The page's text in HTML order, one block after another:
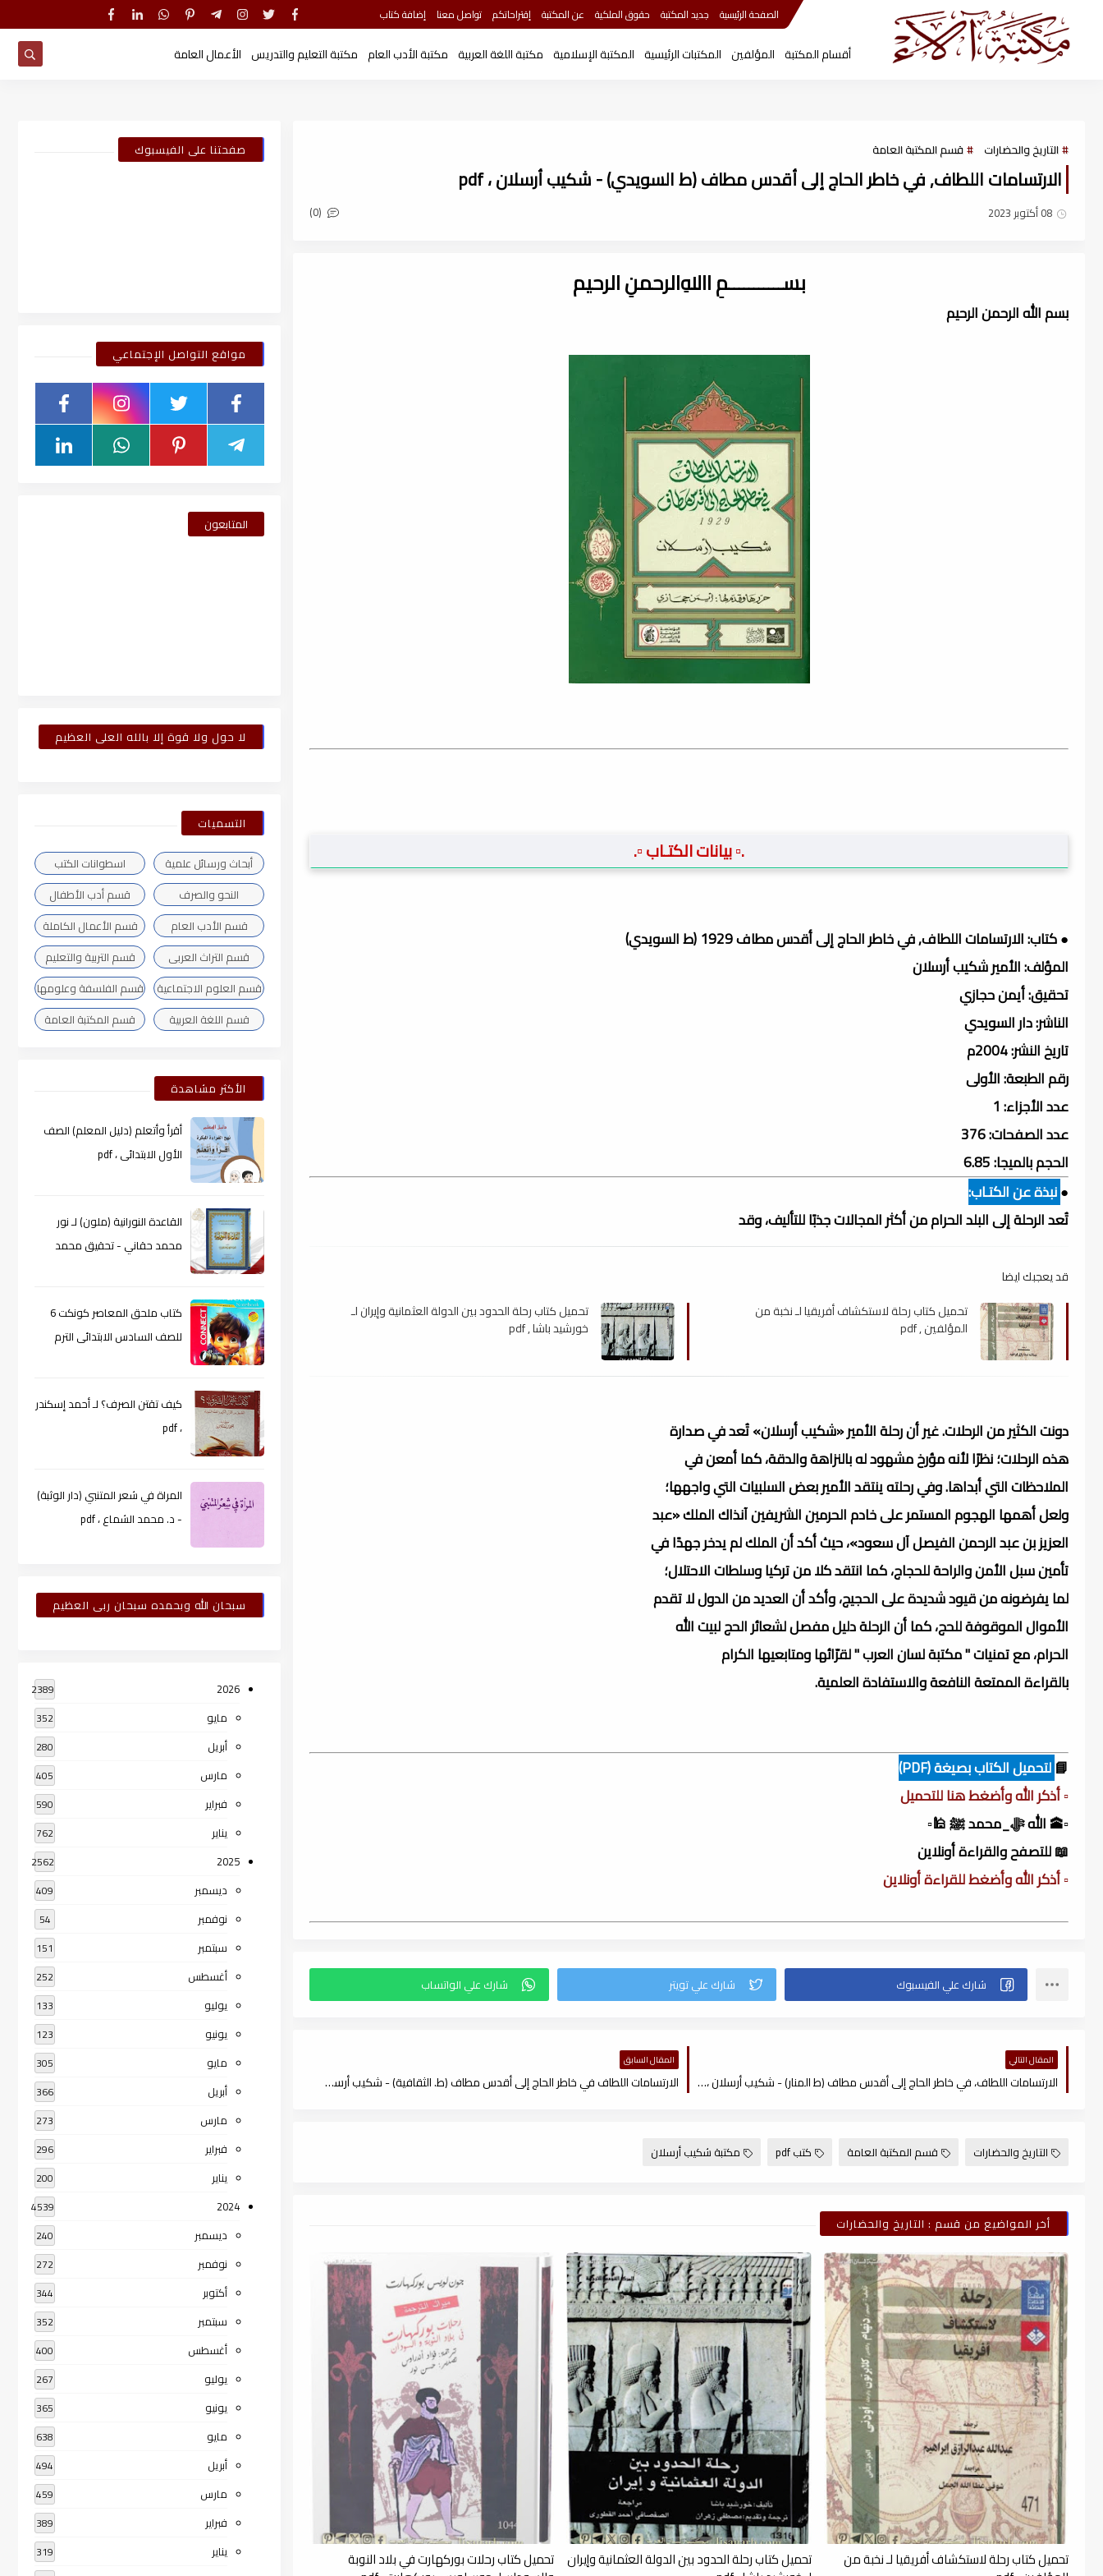
الصفحة الرئيسية جديد المكتبة حقوق الملكية عن المكتبة إقتراحاتكم تواصل معنا إضافة كتاب
أقسام المكتبة المؤلفين المكتبات الرئيسية المكتبة الإسلامية مكتبة اللغة العربية مكتبة الأدب العام مكتبة التعليم والتدريس الأعمال العامة
التاريخ والحضارات قسم المكتبة العامة
الارتسامات اللطاف, في خاطر الحاج إلى أقدس مطاف (ط السويدي) - شكيب أرسلان ، pdf
08 أكتوبر 2023 (0)
بســـــــــــمِ اﷲِالرحمنِ الرحيم
بسم الله الرحمن الرحيم
.▫️ بيانات الكتـاب ▫️.
● كتاب: الارتسامات اللطاف, في خاطر الحاج إلى أقدس مطاف 1929 (ط السويدي)
المؤلف: الأمير شكيب أرسلان
تحقيق: أيمن حجازي
الناشر: دار السويدي
تاريخ النشر: 2004م
رقم الطبعة: الأولى
عدد الأجزاء: 1
عدد الصفحات: 376
الحجم بالميجا: 6.85
●نبذة عن الكتـاب:
تُعد الرحلة إلى البلد الحرام من أكثر المجالات جذبًا للتأليف، وقد
قد يعجبك ايضا
تحميل كتاب رحلة لاستكشاف أفريقيا لـ نخبة من
المؤلفين , pdf
تحميل كتاب رحلة الحدود بين الدولة العثمانية وإيران لـ
خورشيد باشا , pdf
دونت الكثير من الرحلات. غير أن رحلة الأمير «شكيب أرسلان» تُعد في صدارة
هذه الرحلات؛ نظرًا لأنه مؤرخ مشهود له بالنزاهة والدقة، كما أمعن في
الملاحظات التي أبداها. وفي رحلته ينتقد الأمير بعض السلبيات التي واجهها؛
ولعل أهمها الهجوم المستمر على خادم الحرمين الشريفين آنذاك الملك «عبد
العزيز بن عبد الرحمن الفيصل آل سعود»، حيث أكد أن الملك لم يدخر جهدًا في
تأمين سبل الأمن والراحة للحجاج، كما انتقد كلا من تركيا وسلطات الاحتلال؛
لما يفرضونه من قيود شديدة على الحجيج، وأكد أن العديد من الدول لا تقدم
الأموال الموقوفة للحج، كما أن الرحلة دليل مفصل لشعائر الحج لبيت الله
الحرام، مع تمنيات " مكتبة لسان العرب " لقرّائها ومتابعيها الكرام
بالقراءة الممتعة النافعة والاستفادة العلمية.
📘لتحميل الكتاب بصيغة (PDF)
▫️ أذكر الله وأضغط هنا للتحميل
▫️🕋 الله ﷻ_محمد ﷺ 🕌▫️
📖 للتصفح والقراءة أونلاين
▫️ أذكر الله وأضغط للقراءة أونلاين
المقال التالي
الارتسامات اللطاف، في خاطر الحاج إلى أقدس مطاف (ط المنار) - شكيب أرسلان ، pdf
المقال السابق
الارتسامات اللطاف في خاطر الحاج إلى أقدس مطاف (ط. الثقافية) - شكيب أرسلان ، pdf
التاريخ والحضارات قسم المكتبة العامة كتب pdf مكتبة شكيب أرسلان
أخر المواضيع من قسم : التاريخ والحضارات
تحميل كتاب رحلة لاستكشاف أفريقيا لـ نخبة من تحميل كتاب رحلة الحدود بين الدولة العثمانية وإيران تحميل كتاب رحلات بوركهارت في بلاد النوبة
صفحتنا على الفيسبوك
مواقع التواصل الإجتماعي
المتابعون
لا حول ولا قوة إلا بالله العلى العظيم
التسميات
أبحاث ورسائل علمية
اسطوانات الكتب
النحو والصرف
قسم أدب الأطفال
قسم الأدب العام
قسم الأعمال الكاملة
قسم التراث العربى
قسم التربية والتعليم
قسم العلوم الاجتماعية
قسم الفلسفة وعلومها
قسم اللغة العربية
قسم المكتبة العامة
الأكثر مشاهدة
أقرأ وأتعلم (دليل المعلم) الصف
الأول الابتدائى ، pdf
القاعدة النورانية (ملون) لـ نور
محمد حقاني - تحقيق محمد
كتاب ملحق المعاصر كونكت 6
للصف السادس الابتدائى الترم
كيف تقتن الصرف؟ لـ أحمد إسكندر
، pdf
المراة في شعر المتنبي (دار الوثبة)
- د. محمد الشماع ، pdf
سبحان الله وبحمده سبحان ربى العظيم
2026
2389
مايو 352
أبريل 280
مارس 405
فبراير 590
يناير 762
2025
2562
ديسمبر 409
نوفمبر 54
سبتمبر 151
أغسطس 252
يوليو 133
يونيو 123
مايو 305
أبريل 366
مارس 273
فبراير 296
يناير 200
2024
4539
ديسمبر 240
نوفمبر 272
أكتوبر 344
سبتمبر 352
أغسطس 400
يوليو 267
يونيو 365
مايو 638
أبريل 494
مارس 459
فبراير 389
يناير 319